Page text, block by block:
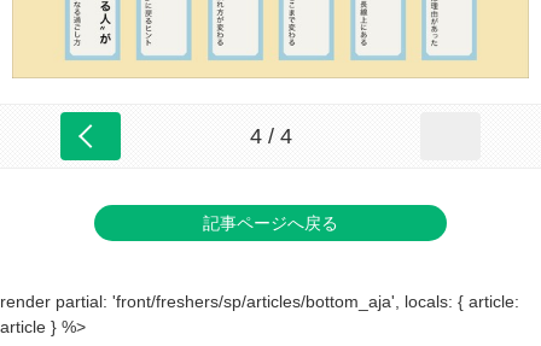
4 / 4
記事ページへ戻る
render partial: 'front/freshers/sp/articles/bottom_aja', locals: { article:
article } %>